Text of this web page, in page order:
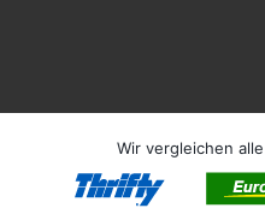
Wir vergleichen